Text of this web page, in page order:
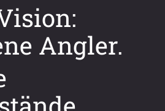
Angler.